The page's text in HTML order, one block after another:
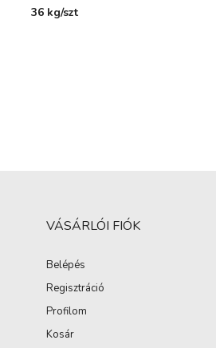
36 kg/szt
VÁSÁRLÓI FIÓK
Belépés
Regisztráció
Profilom
Kosár